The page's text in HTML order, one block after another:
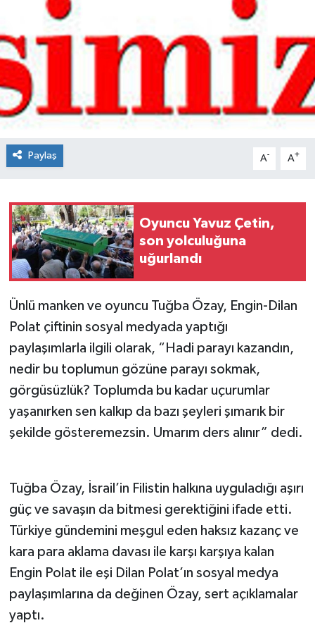
Paylaş A- A+
Oyuncu Yavuz Çetin,
son yolculuğuna
uğurlandı
Ünlü manken ve oyuncu Tuğba Özay, Engin-Dilan
Polat çiftinin sosyal medyada yaptığı
paylaşımlarla ilgili olarak, “Hadi parayı kazandın,
nedir bu toplumun gözüne parayı sokmak,
görgüsüzlük? Toplumda bu kadar uçurumlar
yaşanırken sen kalkıp da bazı şeyleri şımarık bir
şekilde gösteremezsin. Umarım ders alınır” dedi.
Tuğba Özay, İsrail’in Filistin halkına uyguladığı aşırı
güç ve savaşın da bitmesi gerektiğini ifade etti.
Türkiye gündemini meşgul eden haksız kazanç ve
kara para aklama davası ile karşı karşıya kalan
Engin Polat ile eşi Dilan Polat’ın sosyal medya
paylaşımlarına da değinen Özay, sert açıklamalar
yaptı.
Sağlık
Spor
Tokat Haberleri
Yaşam
Haber Arşivi